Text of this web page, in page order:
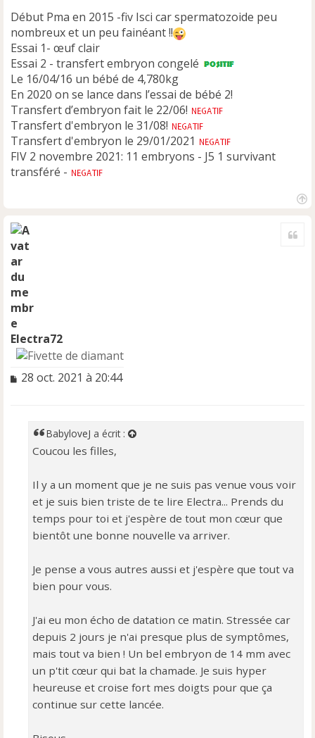
Début Pma en 2015 -fiv Isci car spermatozoide peu
nombreux et un peu fainéant !!
Essai 1- œuf clair
Essai 2 - transfert embryon congelé
Le 16/04/16 un bébé de 4,780kg
En 2020 on se lance dans l’essai de bébé 2!
Transfert d’embryon fait le 22/06!
Transfert d'embryon le 31/08!
Transfert d'embryon le 29/01/2021
FIV 2 novembre 2021: 11 embryons - J5 1 survivant
transféré -
Electra72
M
28 oct. 2021 à 20:44
BabyloveJ a écrit :
Coucou les filles,
Il y a un moment que je ne suis pas venue vous voir
et je suis bien triste de te lire Electra... Prends du
temps pour toi et j'espère de tout mon cœur que
bientôt une bonne nouvelle va arriver.
Je pense a vous autres aussi et j'espère que tout va
bien pour vous.
J'ai eu mon écho de datation ce matin. Stressée car
depuis 2 jours je n'ai presque plus de symptômes,
mais tout va bien ! Un bel embryon de 14 mm avec
un p'tit cœur qui bat la chamade. Je suis hyper
heureuse et croise fort mes doigts pour que ça
continue sur cette lancée.